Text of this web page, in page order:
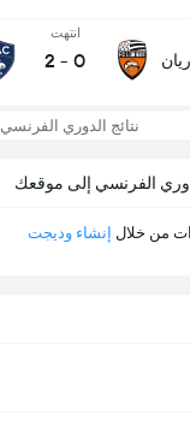
انتهت
0
-
2
نتائج الدوري الفرنسي
الفرنسي إلى موقعك
من خلال إنشاء وديجت